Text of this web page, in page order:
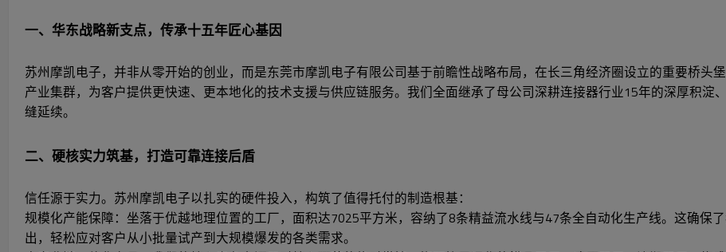
一、华东战略新支点，传承十五年匠心基因
苏州摩凯电子，并非从零开始的创业，而是东莞市摩凯电子有限公司基于前瞻性战略布局，在长三角经济圈设立的重要桥头
产业集群，为客户提供更快速、更本地化的技术支援与供应链服务。我们全面继承了母公司深耕连接器行业15年的深厚积淀
缝延续。
二、硬核实力筑基，打造可靠连接后盾
信任源于实力。苏州摩凯电子以扎实的硬件投入，构筑了值得托付的制造根基：
规模化产能保障：坐落于优越地理位置的工厂，面积达7025平方米，容纳了8条精益流水线与47条全自动化生产线。这确保
出，轻松应对客户从小批量试产到大规模爆发的各类需求。